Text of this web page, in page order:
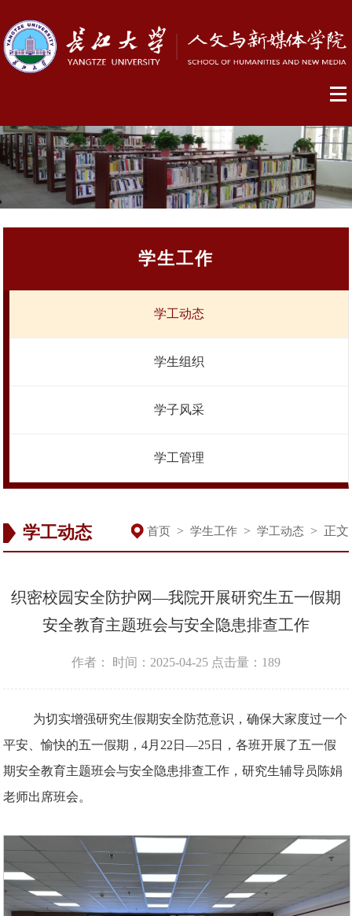
学生工作
学工动态
学生组织
学子风采
学工管理
学工动态 首页 > 学生工作 > 学工动态 > 正文
织密校园安全防护网—我院开展研究生五一假期
安全教育主题班会与安全隐患排查工作
作者： 时间：2025-04-25 点击量： 189
为切实增强研究生假期安全防范意识，确保大家度过一个
平安、愉快的五一假期，4月22日—25日，各班开展了五一假
期安全教育主题班会与安全隐患排查工作，研究生辅导员陈娟
老师出席班会。